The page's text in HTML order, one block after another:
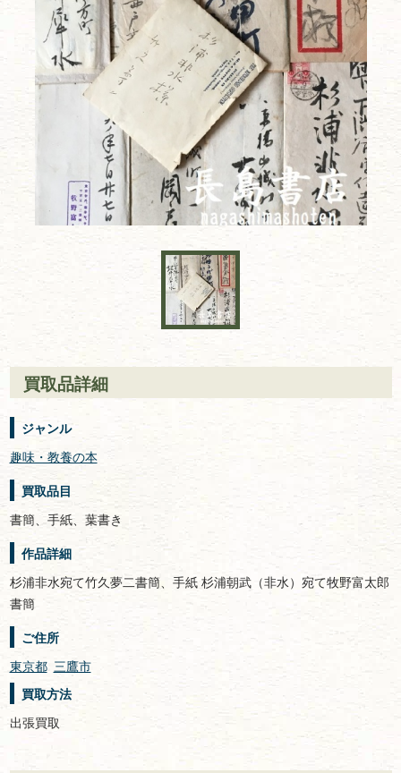
買取品詳細
ジャンル
趣味・教養の本
買取品目
書簡、手紙、葉書き
作品詳細
杉浦非水宛て竹久夢二書簡、手紙 杉浦朝武（非水）宛て牧野富太郎
書簡
ご住所
東京都 三鷹市
買取方法
出張買取